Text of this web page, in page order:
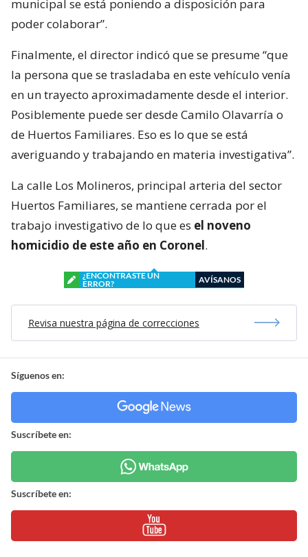
municipal se está poniendo a disposición para
poder colaborar”.
Finalmente, el director indicó que se presume “que
la persona que se trasladaba en este vehículo venía
en un trayecto aproximadamente desde el interior.
Posiblemente puede ser desde Camilo Olavarría o
de Huertos Familiares. Eso es lo que se está
averiguando y trabajando en materia investigativa”.
La calle Los Molineros, principal arteria del sector
Huertos Familiares, se mantiene cerrada por el
trabajo investigativo de lo que es el noveno
homicidio de este año en Coronel.
¿ENCONTRASTE UN
ERROR?
AVÍSANOS
Revisa nuestra página de correcciones
Síguenos en:
Suscríbete en:
Suscríbete en: